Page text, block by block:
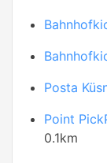
Posta
Point
0.1km